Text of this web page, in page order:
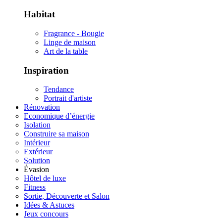
Habitat
Fragrance - Bougie
Linge de maison
Art de la table
Inspiration
Tendance
Portrait d'artiste
Rénovation
Economique d’énergie
Isolation
Construire sa maison
Intérieur
Extérieur
Solution
Évasion
Hôtel de luxe
Fitness
Sortie, Découverte et Salon
Idées & Astuces
Jeux concours